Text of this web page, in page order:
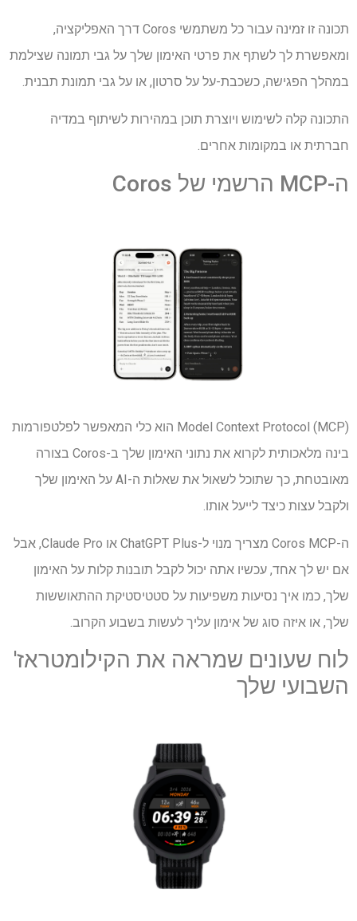
תכונה זו זמינה עבור כל משתמשי Coros דרך האפליקציה,
ומאפשרת לך לשתף את פרטי האימון שלך על גבי תמונה שצילמת
במהלך הפגישה, כשכבת-על על סרטון, או על גבי תמונת תבנית.
התכונה קלה לשימוש ויוצרת תוכן במהירות לשיתוף במדיה
חברתית או במקומות אחרים.
ה-MCP הרשמי של Coros
Model Context Protocol (MCP) הוא כלי המאפשר לפלטפורמות
בינה מלאכותית לקרוא את נתוני האימון שלך ב-Coros בצורה
מאובטחת, כך שתוכל לשאול את שאלות ה-AI על האימון שלך
ולקבל עצות כיצד לייעל אותו.
ה-Coros MCP מצריך מנוי ל-ChatGPT Plus או Claude Pro, אבל
אם יש לך אחד, עכשיו אתה יכול לקבל תובנות קלות על האימון
שלך, כמו איך נסיעות משפיעות על סטטיסטיקת ההתאוששות
שלך, או איזה סוג של אימון עליך לעשות בשבוע הקרוב.
לוח שעונים שמראה את הקילומטראז'
השבועי שלך